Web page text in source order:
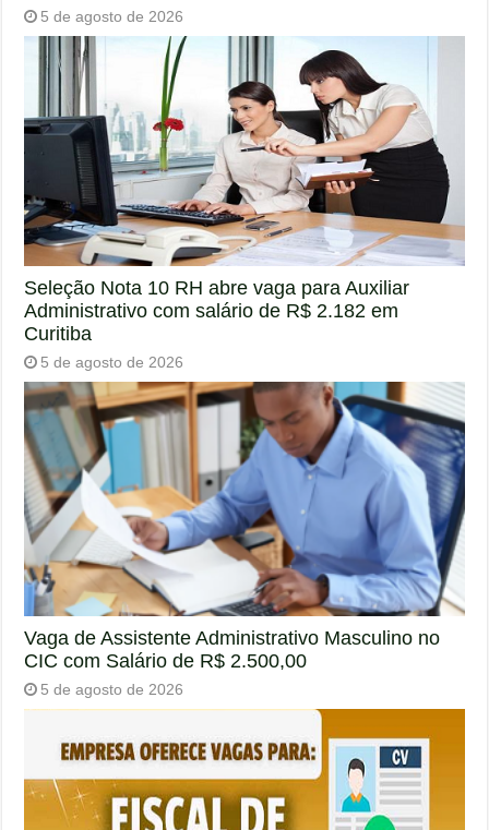
5 de agosto de 2026
Seleção Nota 10 RH abre vaga para Auxiliar
Administrativo com salário de R$ 2.182 em
Curitiba
5 de agosto de 2026
Vaga de Assistente Administrativo Masculino no
CIC com Salário de R$ 2.500,00
5 de agosto de 2026